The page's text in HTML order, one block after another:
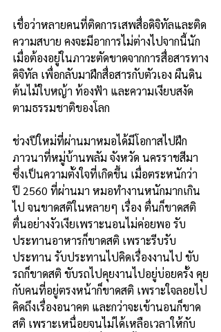
เชื่อว่าหลายคนที่ติดการเสพสื่อดิจิทัลและติด
ความสบาย คงจะมีอาการไม่ต่างไปจากนี้นัก
เมื่อต้องอยู่ในภาวะตัดขาดจากการสื่อสารทาง
ดิจิทัล เพื่อกลับมาฝึกสื่อสารกับตัวเอง ผืนดิน
ต้นไม้ใบหญ้า ท้องฟ้า และความเงียบสงัด
ตามธรรมชาติของโลก
ช่วงปีใหม่ที่ผ่านมาหมอได้มีโอกาสไปฝึก
ภาวนาที่หมู่บ้านพลัม จังหวัด นครราชสีมา
ซึ่งเป็นความตั้งใจที่เกิดขึ้น เมื่อตระหนักว่า
ปี 2560 ที่ผ่านมา หมอทำงานหนักมากเกิน
ไป จนขาดสติในหลายๆ เรื่อง ตื่นก็ขาดสติ
ตื่นอย่างงัวเงียเพราะนอนไม่ค่อยพอ รับ
ประทานอาหารก็ขาดสติ เพราะรีบรับ
ประทาน รับประทานไปคิดเรื่องงานไป ขับ
รถก็ขาดสติ ขับรถไปคุยงานไปอยู่บ่อยครั้ง คุย
กับคนที่อยู่ตรงหน้าก็ขาดสติ เพราะใจลอยไป
คิดถึงเรื่องอนาคต และกว่าจะเข้านอนก็ขาด
สติ เพราะเหนื่อยจนไม่ได้เหลือเวลาให้กับ